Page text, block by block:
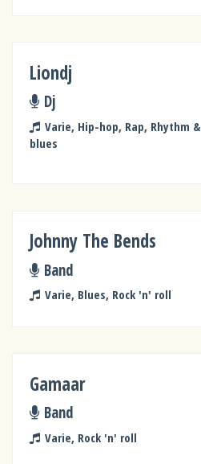
Liondj
Dj
Varie, Hip-hop, Rap, Rhythm &
blues
Johnny The Bends
Band
Varie, Blues, Rock 'n' roll
Gamaar
Band
Varie, Rock 'n' roll